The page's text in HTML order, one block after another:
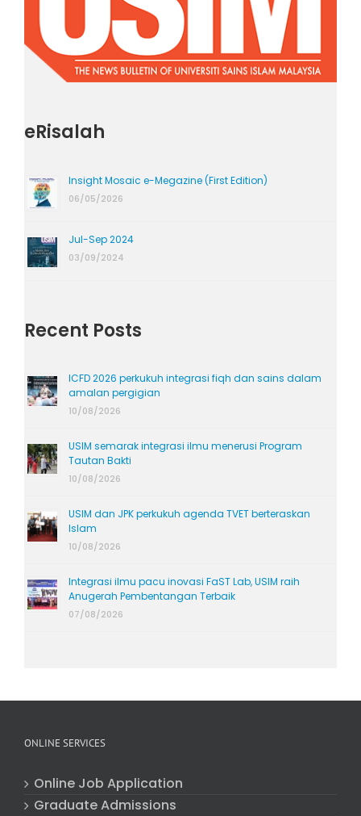
eRisalah
Insight Mosaic e-Megazine (First Edition)
06/05/2026
Jul-Sep 2024
03/09/2024
Recent Posts
ICFD 2026 perkukuh integrasi fiqh dan sains dalam
amalan pergigian
10/08/2026
USIM semarak integrasi ilmu menerusi Program
Tautan Bakti
10/08/2026
USIM dan JPK perkukuh agenda TVET berteraskan
Islam
10/08/2026
Integrasi ilmu pacu inovasi FaST Lab, USIM raih
Anugerah Pembentangan Terbaik
07/08/2026
ONLINE SERVICES
Online Job Application
Graduate Admissions